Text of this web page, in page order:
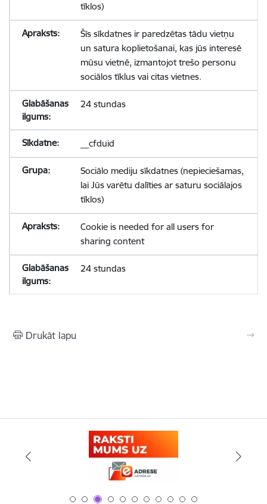
tīklos)
Šīs sīkdatnes ir paredzētas tādu vietņu
un satura koplietošanai, kas jūs interesē
mūsu vietnē, izmantojot trešo personu
sociālos tīklus vai citas vietnes.
24 stundas
__cfduid
Sociālo mediju sīkdatnes (nepieciešamas,
lai Jūs varētu dalīties ar saturu sociālajos
tīklos)
Cookie is needed for all users for
sharing content
24 stundas
Drukāt lapu